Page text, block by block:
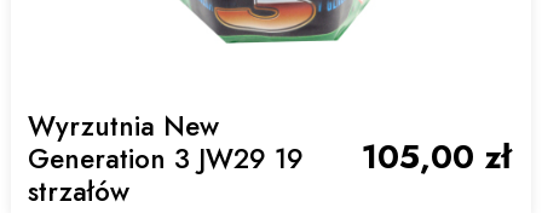
Wyrzutnia New
Generation 3 JW29 19
strzałów
105,00 zł